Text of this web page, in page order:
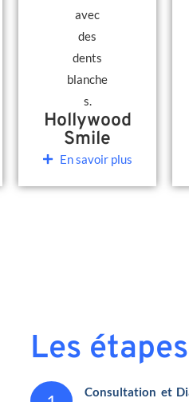
Hollywood
Smile
En savoir plus
Les
Consultation et